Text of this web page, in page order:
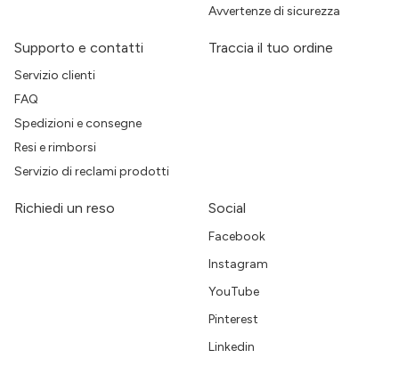
Avvertenze di sicurezza
Supporto e contatti
Servizio clienti
FAQ
Spedizioni e consegne
Resi e rimborsi
Servizio di reclami prodotti
Traccia il tuo ordine
Richiedi un reso Social
Facebook
Instagram
YouTube
Pinterest
Linkedin